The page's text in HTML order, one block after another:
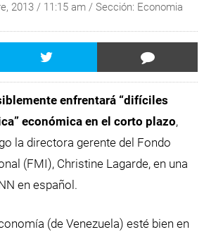
2013/ 11:15 am / Sección: Economia
enfrentará “difíciles
económica en el corto plazo,
la directora gerente del Fondo
(FMI), Christine Lagarde, en una
en español.
(de Venezuela) esté bien en